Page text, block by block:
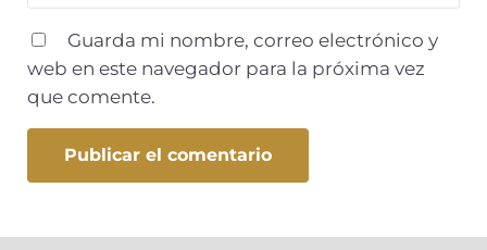
Guarda mi nombre, correo electrónico y
web en este navegador para la próxima vez
que comente.